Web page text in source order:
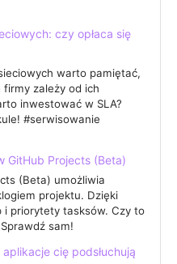
czy opłaca się
warto pamiętać,
zależy od ich
inwestować w SLA?
#serwisowanie
GitHub Projects (Beta)
(Beta) umożliwia
projektu. Dzięki
i priorytety tasksów. Czy to
sam!
cię podsłuchują